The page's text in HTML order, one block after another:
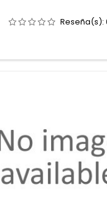
Reseña(s):